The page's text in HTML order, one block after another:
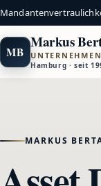
MB
Markus
Hamburg · seit
MARKUS